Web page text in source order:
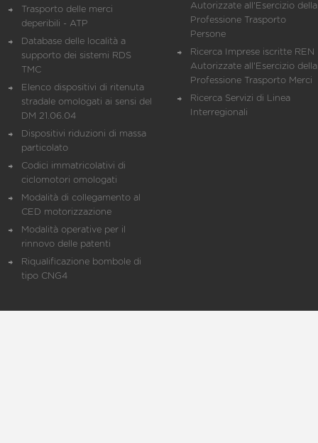
Trasporto delle merci
deperibili - ATP
Database delle località a
supporto dei sistemi RDS
TMC
Elenco dispositivi di ritenuta
stradale omologati ai sensi del
DM 21.06.04
Dispositivi riduzioni di massa
particolato
Codici immatricolativi di
ciclomotori omologati
Modalità di collegamento al
CED motorizzazione
Modalità operative per il
rinnovo delle patenti
Riqualificazione bombole di
tipo CNG4
Autorizzate all'Esercizio della
Professione Trasporto
Persone
Ricerca Imprese iscritte REN
Autorizzate all'Esercizio della
Professione Trasporto Merci
Ricerca Servizi di Linea
Interregionali